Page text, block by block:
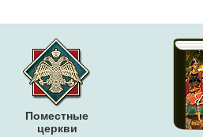
Поместные
церкви